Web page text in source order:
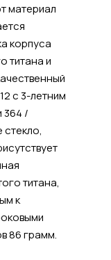
материал
корпуса
титана и
с 3-летним
364 /
стекло,
титана,
к
86 грамм.